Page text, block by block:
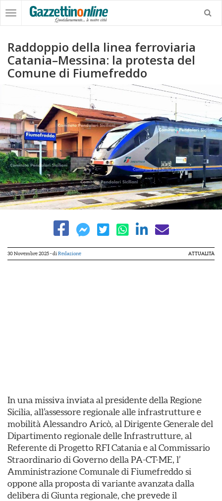
Raddoppio della linea ferroviaria
Catania–Messina: la protesta del
Comune di Fiumefreddo
30 Novembre 2025- di Redazione ATTUALITÀ
In una missiva inviata al presidente della Regione
Sicilia, all’assessore regionale alle infrastrutture e
mobilità Alessandro Aricò, al Dirigente Generale del
Dipartimento regionale delle Infrastrutture, al
Referente di Progetto RFI Catania e al Commissario
Straordinario di Governo della PA-CT-ME, l’
Amministrazione Comunale di Fiumefreddo si
oppone alla proposta di variante avanzata dalla
delibera di Giunta regionale, che prevede il